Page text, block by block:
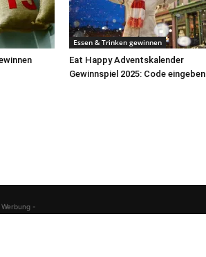
Essen & Trinken gewinnen
Eat Happy Adventskalender
Gewinnspiel 2025: Code eingeben
-